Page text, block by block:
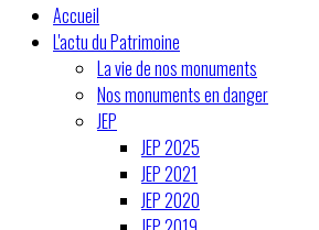
Accueil
L'actu du Patrimoine
La vie de nos monuments
Nos monuments en danger
JEP
JEP 2025
JEP 2021
JEP 2020